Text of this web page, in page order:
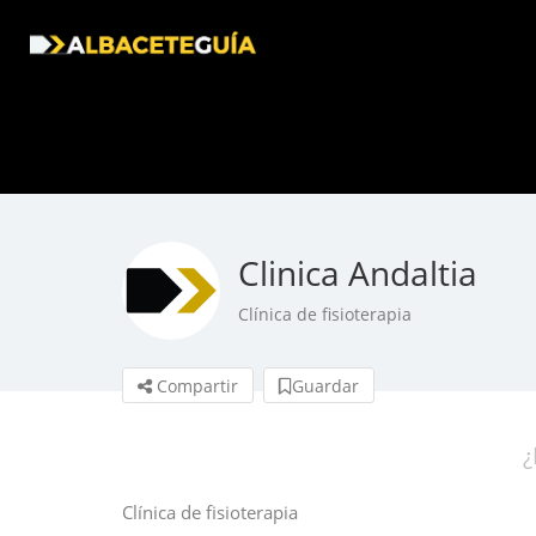
Clinica Andaltia
Clínica de fisioterapia
Compartir Guardar
Clínica de fisioterapia